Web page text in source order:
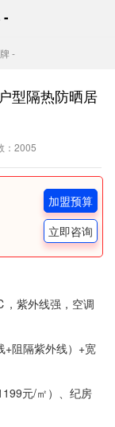
-
-
型隔热防晒居
：2005
加盟预算
立即咨询
紫外线强，空调
+阻隔紫外线）+宽
元/㎡）、纪房